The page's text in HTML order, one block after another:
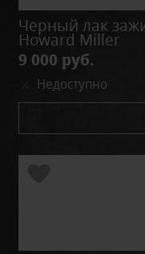
Черный лак
Howard Miller
9 000 руб.
Недоступно